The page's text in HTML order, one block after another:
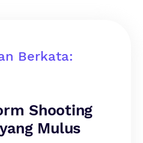
Berkata:
Shooting
Mulus